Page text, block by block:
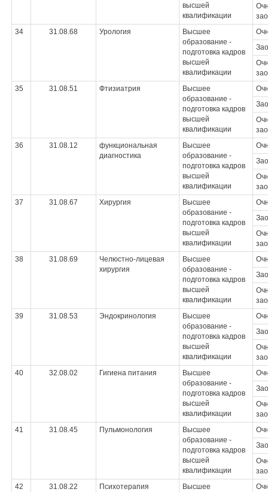
высшей
квалификации
34
31.08.68 Урология
Высшее
образование -
подготовка кадров
высшей
квалификации
35
31.08.51 Фтизиатрия
Высшее
образование -
подготовка кадров
высшей
квалификации
36
31.08.12
функциональная
диагностика
Высшее
образование -
подготовка кадров
высшей
квалификации
37
31.08.67 Хирургия
Высшее
образование -
подготовка кадров
высшей
квалификации
38
31.08.69
Челюстно-лицевая
хирургия
Высшее
образование -
подготовка кадров
высшей
квалификации
39
31.08.53 Эндокринология
Высшее
образование -
подготовка кадров
высшей
квалификации
40
32.08.02 Гигиена питания
Высшее
образование -
подготовка кадров
высшей
квалификации
41
31.08.45 Пульмонология
Высшее
образование -
подготовка кадров
высшей
квалификации
42
31.08.22 Психотерапия
Высшее